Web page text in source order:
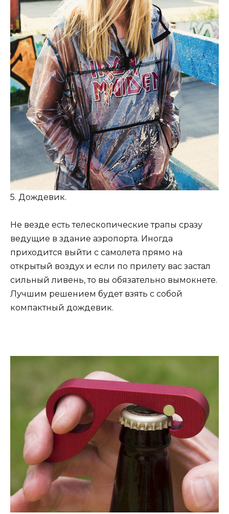
5. Дождевик.
Не везде есть телескопические трапы сразу
ведущие в здание аэропорта. Иногда
приходится выйти с самолета прямо на
открытый воздух и если по прилету вас застал
сильный ливень, то вы обязательно вымокнете.
Лучшим решением будет взять с собой
компактный дождевик.